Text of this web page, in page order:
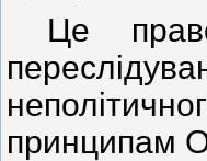
Це
принципам